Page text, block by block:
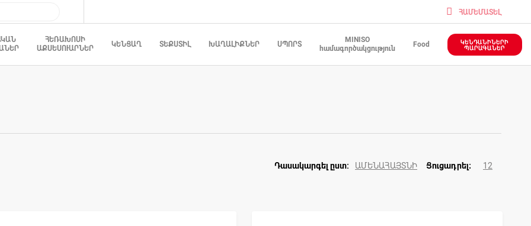
ՀԱՄԵՄԱՏԵԼ
ՀԵՌԱԽՈՍԻ
ԱՔՍԵՍՈՒԱՐՆԵՐ
ԿԵՆՑԱՂ ՏԵՔՍՏԻԼ ԽԱՂԱԼԻՔՆԵՐ ՍՊՈՐՏ
MINISO
համագործակցություն
Food
ԿԵՆԴԱՆԻՆԵՐԻ
ՊԱՐԱԳԱՆԵՐ
ԱՄԵՆԱՀԱՅՏՆԻ 12